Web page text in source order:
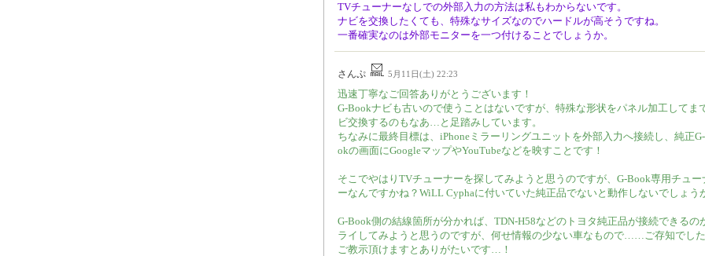
TVチューナーなしでの外部入力の方法は私もわからないです。
ナビを交換したくても、特殊なサイズなのでハードルが高そうですね。
一番確実なのは外部モニターを一つ付けることでしょうか。
さんぷ 5月11日(土) 22:23
迅速丁寧なご回答ありがとうございます！
G-Bookナビも古いので使うことはないですが、特殊な形状をパネル加工してま
ビ交換するのもなあ…と足踏みしています。
ちなみに最終目標は、iPhoneミラーリングユニットを外部入力へ接続し、純正
okの画面にGoogleマップやYouTubeなどを映すことです！
そこでやはりTVチューナーを探してみようと思うのですが、G-Book専用チュー
ーなんですかね？WiLL Cyphaに付いていた純正品でないと動作しないでしょう
G-Book側の結線箇所が分かれば、TDN-H58などのトヨタ純正品が接続できるの
ライしてみようと思うのですが、何せ情報の少ない車なもので……ご存知でし
ご教示頂けますとありがたいです…！